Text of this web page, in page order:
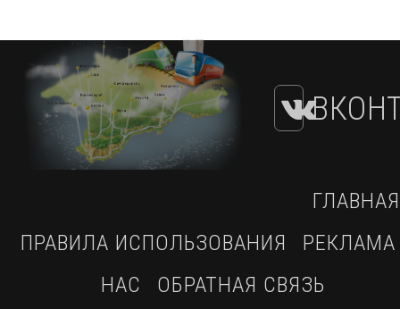
ГЛАВНАЯ
ПРАВИЛА ИСПОЛЬЗОВАНИЯ
РЕКЛАМА
НАС
ОБРАТНАЯ СВЯЗЬ